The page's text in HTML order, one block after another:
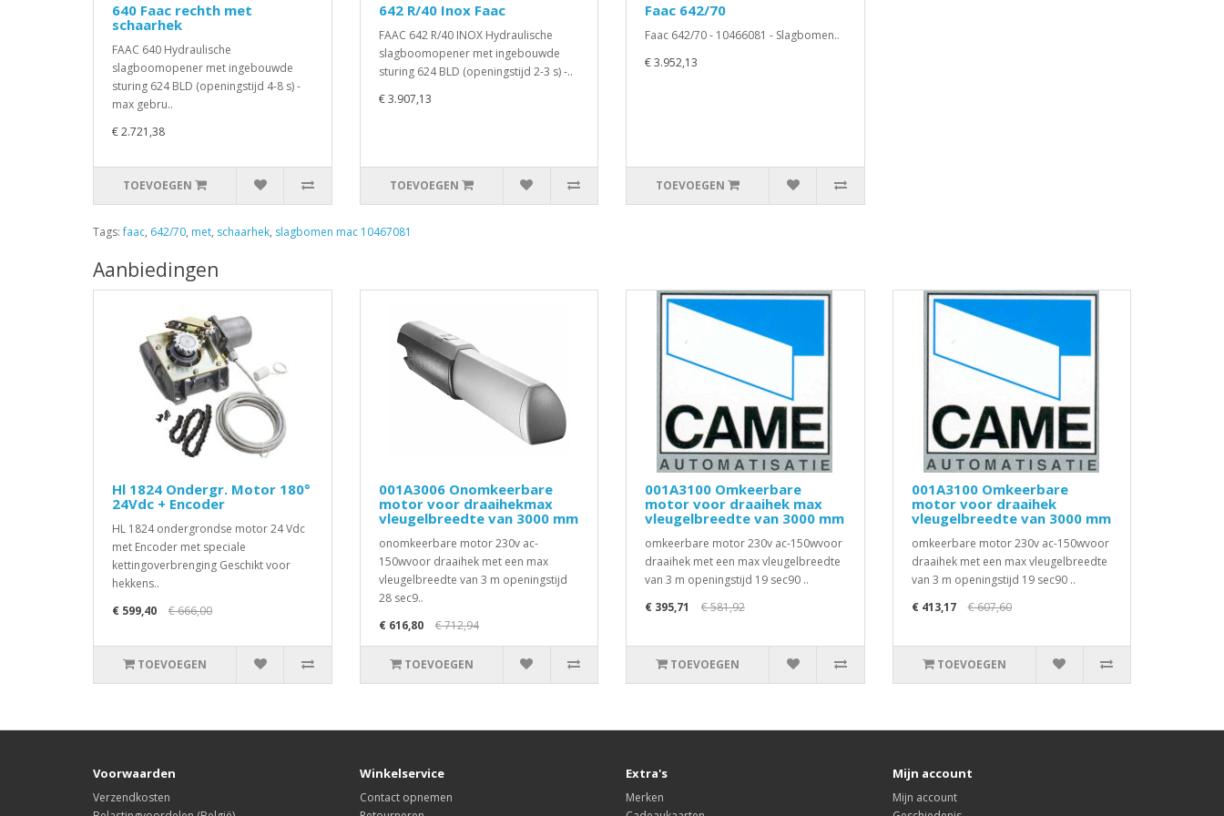
640 Faac rechth met
schaarhek
FAAC 640 Hydraulische
slagboomopener met ingebouwde
sturing 624 BLD (openingstijd 4-8 s) -
max gebru..
€ 2.721,38
TOEVOEGEN
642 R/40 Inox Faac
FAAC 642 R/40 INOX Hydraulische
slagboomopener met ingebouwde
sturing 624 BLD (openingstijd 2-3 s) -..
€ 3.907,13
TOEVOEGEN
Faac 642/70
Faac 642/70 - 10466081 - Slagbomen..
€ 3.952,13
TOEVOEGEN
Tags:faac, 642/70, met, schaarhek, slagbomen mac 10467081
Aanbiedingen
Hl 1824 Ondergr. Motor 180°
24Vdc + Encoder
HL 1824 ondergrondse motor 24 Vdc
met Encoder met speciale
kettingoverbrenging Geschikt voor
hekkens..
€ 599,40
€ 666,00
TOEVOEGEN
001A3006 Onomkeerbare
motor voor draaihekmax
vleugelbreedte van 3000 mm
onomkeerbare motor 230v ac-
150wvoor draaihek met een max
vleugelbreedte van 3 m openingstijd
28 sec9..
€ 616,80
€ 712,94
TOEVOEGEN
001A3100 Omkeerbare
motor voor draaihek max
vleugelbreedte van 3000 mm
omkeerbare motor 230v ac-150wvoor
draaihek met een max vleugelbreedte
van 3 m openingstijd 19 sec90 ..
€ 395,71
€ 581,92
TOEVOEGEN
001A3100 Omkeerbare
motor voor draaihek
vleugelbreedte van 3000 mm
omkeerbare motor 230v ac-150wvoor
draaihek met een max vleugelbreedte
van 3 m openingstijd 19 sec90 ..
€ 413,17
€ 607,60
TOEVOEGEN
Voorwaarden
Verzendkosten
Winkelservice
Contact opnemen
Extra's
Merken
Mijn account
Mijn account